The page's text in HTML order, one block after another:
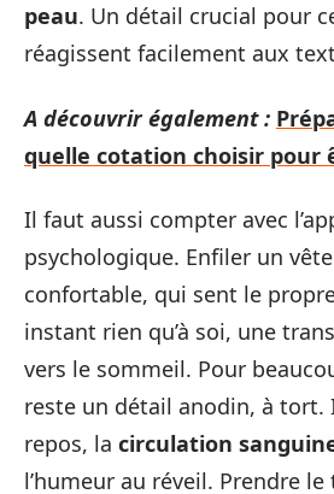
peau. Un détail crucial pour
réagissent facilement aux
A découvrir également :
quelle cotation choisir pour
Il faut aussi compter avec
psychologique. Enfiler un
confortable, qui sent le
instant rien qu’à soi, une
vers le sommeil. Pour
reste un détail anodin, à tort.
repos, la circulation
l’humeur au réveil. Prendre